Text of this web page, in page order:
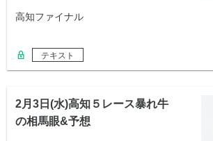
高知ファイナル
テキスト
2月3日(水)高知５レース暴れ牛
の相馬眼&予想